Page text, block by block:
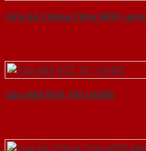
Cửa Gỗ Chống Cháy MDF
Cửa ABS KOS 101 U6405